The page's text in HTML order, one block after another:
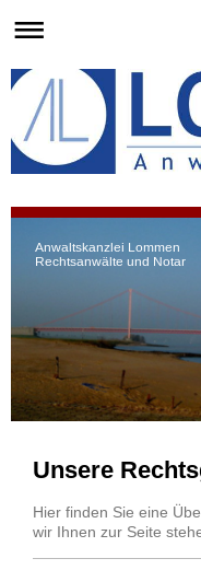
Anwaltskanzlei Lommen
Rechtsanwälte und Notar
Unsere
Hier finden Sie eine
wir Ihnen zur Seite